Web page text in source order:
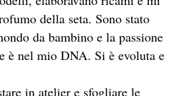
della seta. Sono stato
da bambino e la passione
è nel mio DNA. Si è evoluta e
in atelier e sfogliare le